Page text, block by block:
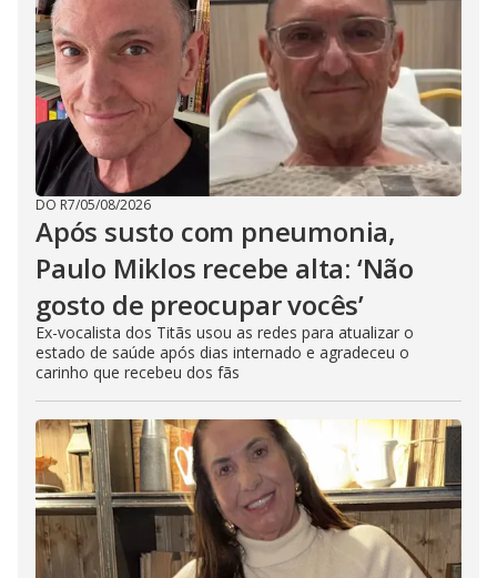
DO R7/05/08/2026
Após susto com pneumonia,
Paulo Miklos recebe alta: ‘Não
gosto de preocupar vocês’
Ex-vocalista dos Titãs usou as redes para atualizar o
estado de saúde após dias internado e agradeceu o
carinho que recebeu dos fãs